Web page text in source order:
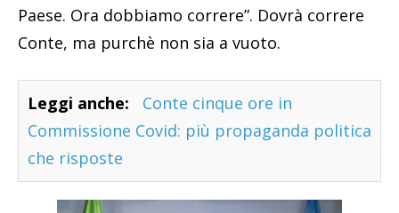
Paese. Ora dobbiamo correre”. Dovrà correre
Conte, ma purchè non sia a vuoto.
Leggi anche:
Conte cinque ore in
Commissione Covid: più propaganda politica
che risposte